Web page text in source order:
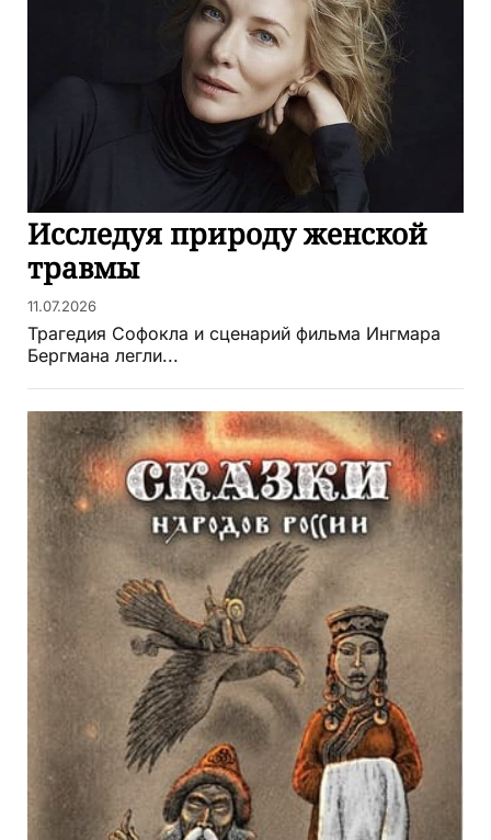
Исследуя природу женской
травмы
11.07.2026
Трагедия Софокла и сценарий фильма Ингмара
Бергмана легли...